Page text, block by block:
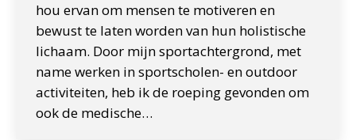
hou ervan om mensen te motiveren en
bewust te laten worden van hun holistische
lichaam. Door mijn sportachtergrond, met
name werken in sportscholen- en outdoor
activiteiten, heb ik de roeping gevonden om
ook de medische…